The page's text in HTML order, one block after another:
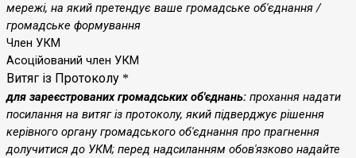
мережі, на який претендує ваше громадське об'єднання /
громадське формування
Член УКМ
Асоційований член УКМ
Витяг із Протоколу *
для зареєстрованих громадських об'єднань: прохання надати
посилання на витяг із протоколу, який підверджує рішення
керівного органу громадського об'єднання про прагнення
долучитися до УКМ; перед надсиланням обов'язково надайте